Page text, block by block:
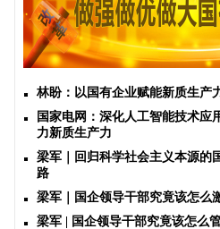
林盼：以国有企业赋能新质生产
国家电网：深化人工智能技术应
力新质生产力
梁军｜回归科学社会主义本源的
路
梁军｜国企领导干部究竟该怎么
梁军 | 国企领导干部究竟该怎么